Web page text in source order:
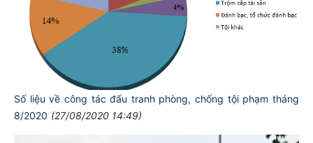
Số liệu về công tác đấu tranh phòng, chống tội phạm tháng
8/2020 (27/08/2020 14:49)